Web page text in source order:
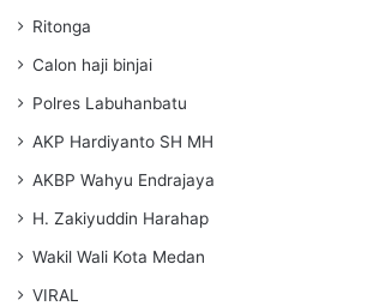
Ritonga
Calon haji binjai
Polres Labuhanbatu
AKP Hardiyanto SH MH
AKBP Wahyu Endrajaya
H. Zakiyuddin Harahap
Wakil Wali Kota Medan
VIRAL